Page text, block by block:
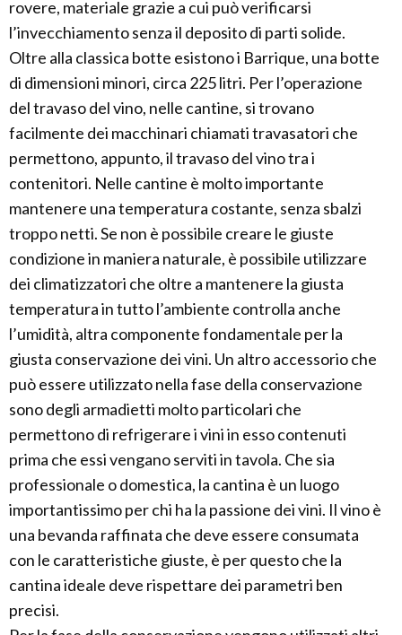
rovere, materiale grazie a cui può verificarsi
l’invecchiamento senza il deposito di parti solide.
Oltre alla classica botte esistono i Barrique, una botte
di dimensioni minori, circa 225 litri. Per l’operazione
del travaso del vino, nelle cantine, si trovano
facilmente dei macchinari chiamati travasatori che
permettono, appunto, il travaso del vino tra i
contenitori. Nelle cantine è molto importante
mantenere una temperatura costante, senza sbalzi
troppo netti. Se non è possibile creare le giuste
condizione in maniera naturale, è possibile utilizzare
dei climatizzatori che oltre a mantenere la giusta
temperatura in tutto l’ambiente controlla anche
l’umidità, altra componente fondamentale per la
giusta conservazione dei vini. Un altro accessorio che
può essere utilizzato nella fase della conservazione
sono degli armadietti molto particolari che
permettono di refrigerare i vini in esso contenuti
prima che essi vengano serviti in tavola. Che sia
professionale o domestica, la cantina è un luogo
importantissimo per chi ha la passione dei vini. Il vino è
una bevanda raffinata che deve essere consumata
con le caratteristiche giuste, è per questo che la
cantina ideale deve rispettare dei parametri ben
precisi.